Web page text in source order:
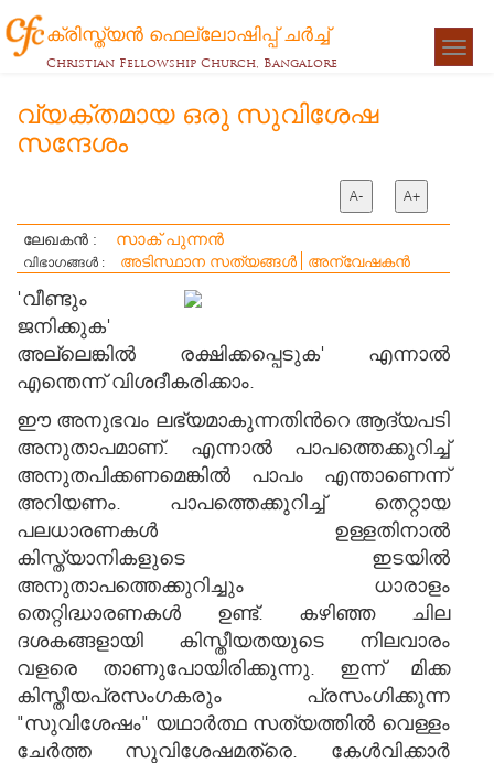
ക്രിസ്ത്യന്‍ ഫെല്ലോഷിപ്പ് ചര്‍ച്ച്
Christian Fellowship Church, Bangalore
വ്യക്തമായ ഒരു സുവിശേഷ
സന്ദേശം
A- A+
ലേഖകൻ : സാക് പുന്നൻ
വിഭാഗങ്ങൾ : അടിസ്ഥാന സത്യങ്ങൾ അന്വേഷകന്‍
'വീണ്ടും
ജനിക്കുക'
അല്ലെങ്കില്‍ രക്ഷിക്കപ്പെടുക' എന്നാല്‍
എന്തെന്ന് വിശദീകരിക്കാം.
ഈ അനുഭവം ലഭ്യമാകുന്നതിന്‍റെ ആദ്യപടി
അനുതാപമാണ്. എന്നാല്‍ പാപത്തെക്കുറിച്ച്
അനുതപിക്കണമെങ്കില്‍ പാപം എന്താണെന്ന്
അറിയണം. പാപത്തെക്കുറിച്ച് തെറ്റായ
പലധാരണകള്‍ ഉള്ളതിനാല്‍
കിസ്ത്യാനികളുടെ ഇടയില്‍
അനുതാപത്തെക്കുറിച്ചും ധാരാളം
തെറ്റിദ്ധാരണകള്‍ ഉണ്ട്. കഴിഞ്ഞ ചില
ദശകങ്ങളായി കിസ്തീയതയുടെ നിലവാരം
വളരെ താണുപോയിരിക്കുന്നു. ഇന്ന് മിക്ക
കിസ്തീയപ്രസംഗകരും പ്രസംഗിക്കുന്ന
"സുവിശേഷം" യഥാ‍ര്‍ത്ഥ സത്യത്തില്‍ വെള്ളം
ചേര്‍ത്ത സുവിശേഷമത്രെ. കേള്‍വിക്കാര്‍